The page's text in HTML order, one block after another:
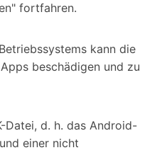
fortfahren.
kann die
beschädigen und zu
Datei, d. h. das Android-
einer nicht